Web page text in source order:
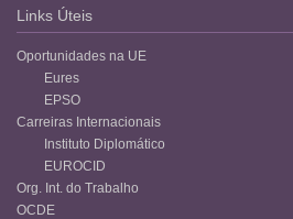
Links Úteis
Oportunidades na UE
Eures
EPSO
Carreiras Internacionais
Instituto Diplomático
EUROCID
Org. Int. do Trabalho
OCDE